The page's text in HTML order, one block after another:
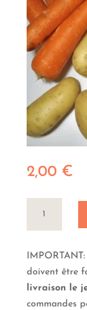
2,00 €
soupe
4
personnes
doivent être
livraison le
commandes